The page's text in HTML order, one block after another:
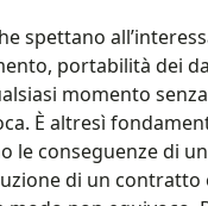
spettano
portabilità dei
momento
È altresì
le conseguenze di
di un